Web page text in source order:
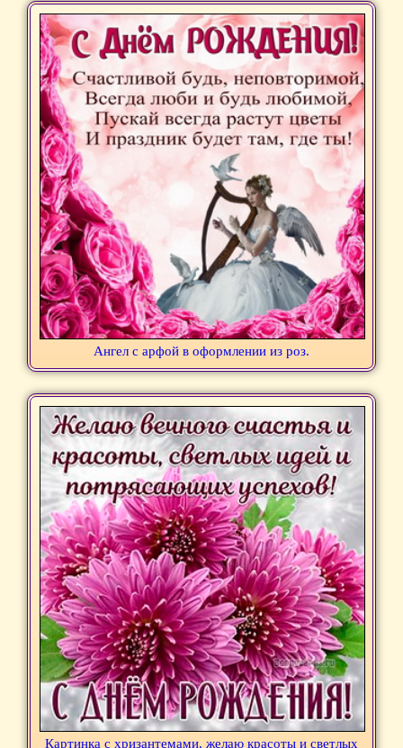
Ангел с арфой в оформлении из роз.
Картинка с хризантемами, желаю красоты и светлых